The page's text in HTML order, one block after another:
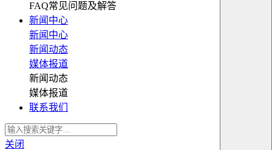
FAQ常见问题及解答
新闻中心
新闻中心
新闻动态
媒体报道
新闻动态
媒体报道
联系我们
关闭